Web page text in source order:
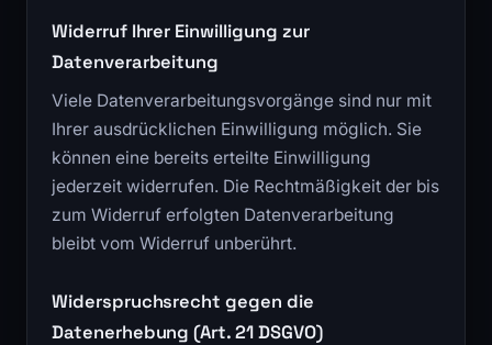
Widerruf Ihrer Einwilligung zur
Datenverarbeitung
Viele Datenverarbeitungsvorgänge sind nur mit
Ihrer ausdrücklichen Einwilligung möglich. Sie
können eine bereits erteilte Einwilligung
jederzeit widerrufen. Die Rechtmäßigkeit der bis
zum Widerruf erfolgten Datenverarbeitung
bleibt vom Widerruf unberührt.
Widerspruchsrecht gegen die
Datenerhebung (Art. 21 DSGVO)